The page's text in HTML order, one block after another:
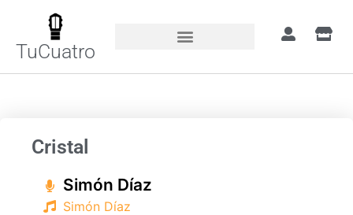
TuCuatro
Cristal
Simón Díaz​
Simón Díaz​